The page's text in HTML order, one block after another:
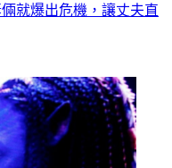
就爆出危機，讓丈夫直